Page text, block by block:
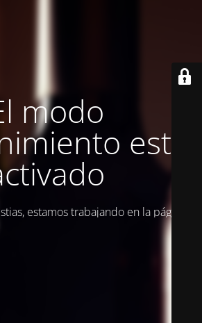
modo
está
estamos trabajando en la página